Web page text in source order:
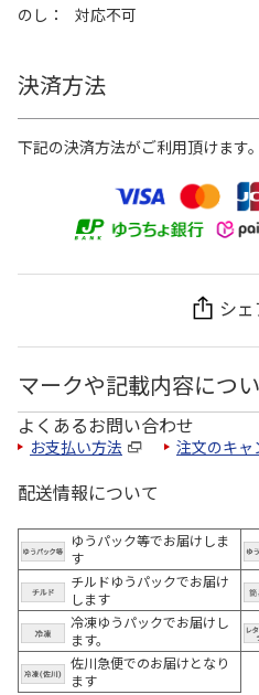
のし
対応不可
決済方法
下記の決済方法がご利用頂けます。
シ
マークや記載内容につ
よくあるお問い合わせ
お支払い方法 注文のキャ
配送情報について
ゆうパック等でお届けしま
す
チルドゆうパックでお届け
します
冷凍ゆうパックでお届けし
ます。
佐川急便でのお届けとなり
ます